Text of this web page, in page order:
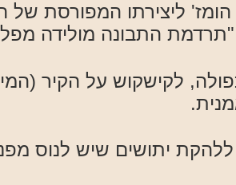
הומז' ליצירתו המפורסת של
לקישקוש על הקיר
ללהקת יתושים שיש לנוס